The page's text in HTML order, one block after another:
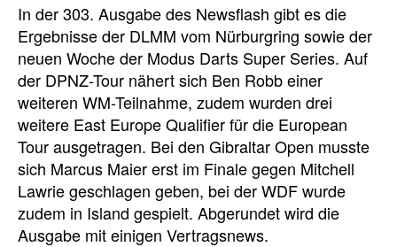
In der 303. Ausgabe des Newsflash gibt es die
Ergebnisse der DLMM vom Nürburgring sowie der
neuen Woche der Modus Darts Super Series. Auf
der DPNZ-Tour nähert sich Ben Robb einer
weiteren WM-Teilnahme, zudem wurden drei
weitere East Europe Qualifier für die European
Tour ausgetragen. Bei den Gibraltar Open musste
sich Marcus Maier erst im Finale gegen Mitchell
Lawrie geschlagen geben, bei der WDF wurde
zudem in Island gespielt. Abgerundet wird die
Ausgabe mit einigen Vertragsnews.